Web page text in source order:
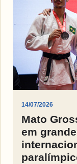
14/07/2026
Mato
em